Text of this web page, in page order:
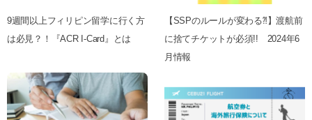
9週間以上フィリピン留学に行く方
は必見？！『ACR I-Card』とは
【SSPのルールが変わる⁈】渡航前
に捨てチケットが必須!! 2024年6
月情報